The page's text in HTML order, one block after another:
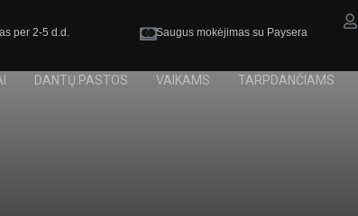
per 2-5 d.d. Saugus mokėjimas su Paysera
DANTŲ PASTOS VAIKAMS TARPDANČIAMS